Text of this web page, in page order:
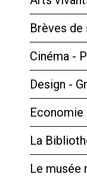
Brèves
Cinéma -
Design -
Economie
La
Le musée